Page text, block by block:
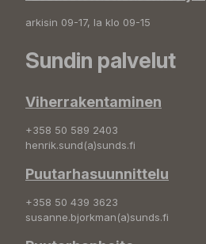
arkisin 09-17, la klo 09-15
Sundin palvelut
Viherrakentaminen
+358 50 589 2403
henrik.sund(a)sunds.fi
Puutarhasuunnittelu
+358 50 439 3623
susanne.bjorkman(a)sunds.fi